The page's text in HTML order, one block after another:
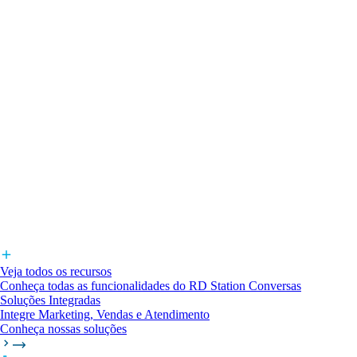
Veja todos os recursos
Conheça todas as funcionalidades do RD Station Conversas
Soluções Integradas
Integre Marketing, Vendas e Atendimento
Conheça nossas soluções